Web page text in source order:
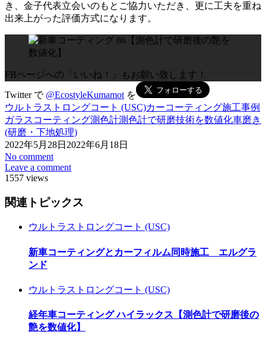
き、金子代表立会いのもとご協力いただき、更に工夫を重ね
出来上がった評価方式になります。
FBページへの「いいね！」もお願い致します！
Twitter で @EcostyleKumamot を
ウルトラストロングコート (USC)カーコーティング施工事例
ガラスコーティング測色計測色計で研磨技術を数値化車磨き
(研磨・下地処理)
2022年5月28日 2022年6月18日
No comment
Leave a comment
1557 views
関連トピックス
ウルトラストロングコート (USC)
新車コーティングとカーフィルム同時施工 エルグラ
ンド
ウルトラストロングコート (USC)
経年車コーティング ハイラックス【測色計で研磨後の
艶を数値化】